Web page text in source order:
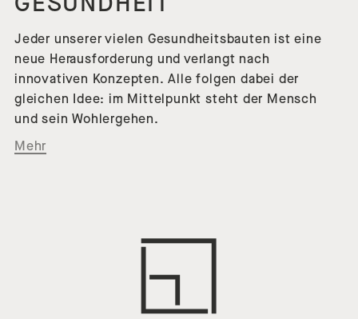
Jeder unserer vielen Gesundheitsbauten ist eine
neue Herausforderung und verlangt nach
innovativen Konzepten. Alle folgen dabei der
gleichen Idee: im Mittelpunkt steht der Mensch
und sein Wohlergehen.
Mehr